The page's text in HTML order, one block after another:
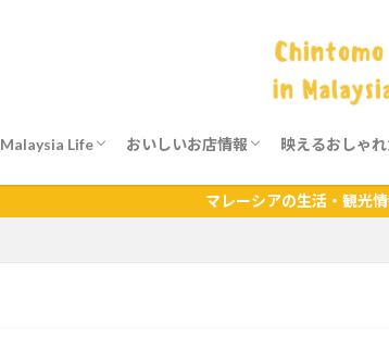
Malaysia Life
ライフハック
ショッピング情報
おいしいお店情報
グルメ情報
映えるおしゃ
カフェ情報
マレーシアの生活・観光